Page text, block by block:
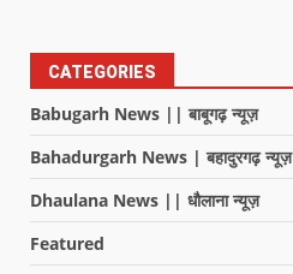
CATEGORIES
Babugarh News || बाबूगढ़ न्यूज़
Bahadurgarh News | बहादुरगढ़ न्यूज़
Dhaulana News || धौलाना न्यूज़
Featured